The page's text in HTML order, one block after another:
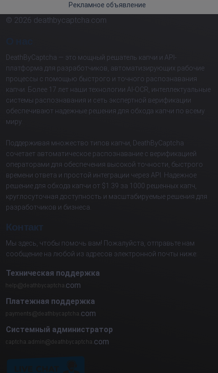
Рекламное объявление
© 2026 deathbycaptcha.com
DeathByCaptcha — это мощный решатель капчи и API-
платформа для разработчиков, автоматизирующих рабочие
процессы с помощью быстрого и точного распознавания
капчи. Более 17 лет наши технологии AI-OCR, интеллектуальные
системы распознавания и сеть экспертной верификации
обеспечивают надежные решения для обхода капчи по всему
миру.
Поддерживая множество типов капчи, DeathByCaptcha
сочетает автоматическое распознавание с верификацией
операторами для обеспечения высокой точности, быстрого
времени ответа и простой интеграции через API. Надежное
решение для обхода капчи от $1.39 за 1000 решенных капч,
круглосуточная доступность и масштабируемые решения для
разработчиков и бизнеса.
Контакт
Мы здесь, чтобы помочь вам! Пожалуйста, отправьте нам
сообщение на любой из адресов электронной почты ниже:
Техническая поддержка
com
Платежная поддержка
com
Системный администратор
com